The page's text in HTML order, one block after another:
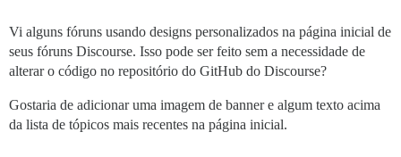
Vi alguns fóruns usando designs personalizados na página inicial de
seus fóruns Discourse. Isso pode ser feito sem a necessidade de
alterar o código no repositório do GitHub do Discourse?
Gostaria de adicionar uma imagem de banner e algum texto acima
da lista de tópicos mais recentes na página inicial.